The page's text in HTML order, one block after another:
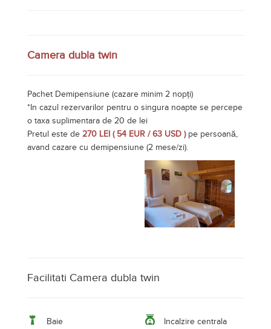
Camera dubla twin
Pachet Demipensiune (cazare minim 2 nopți)
*In cazul rezervarilor pentru o singura noapte se percepe
o taxa suplimentara de 20 de lei
Pretul este de 270 LEI ( 54 EUR / 63 USD )pe persoană,
avand cazare cu demipensiune (2 mese/zi).
Facilitati Camera dubla twin
Baie Incalzire centrala